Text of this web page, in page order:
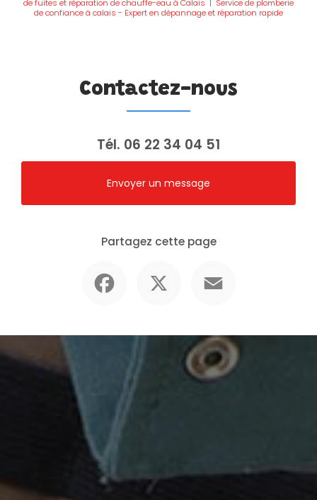
de fuites et réparation de chauffe-eau à Calais
Service de plomberie
de confiance à calais - Expert en dépannage et réparation rapide
Contactez-nous
Tél. 06 22 34 04 51
Envoyer un message
Partagez cette page